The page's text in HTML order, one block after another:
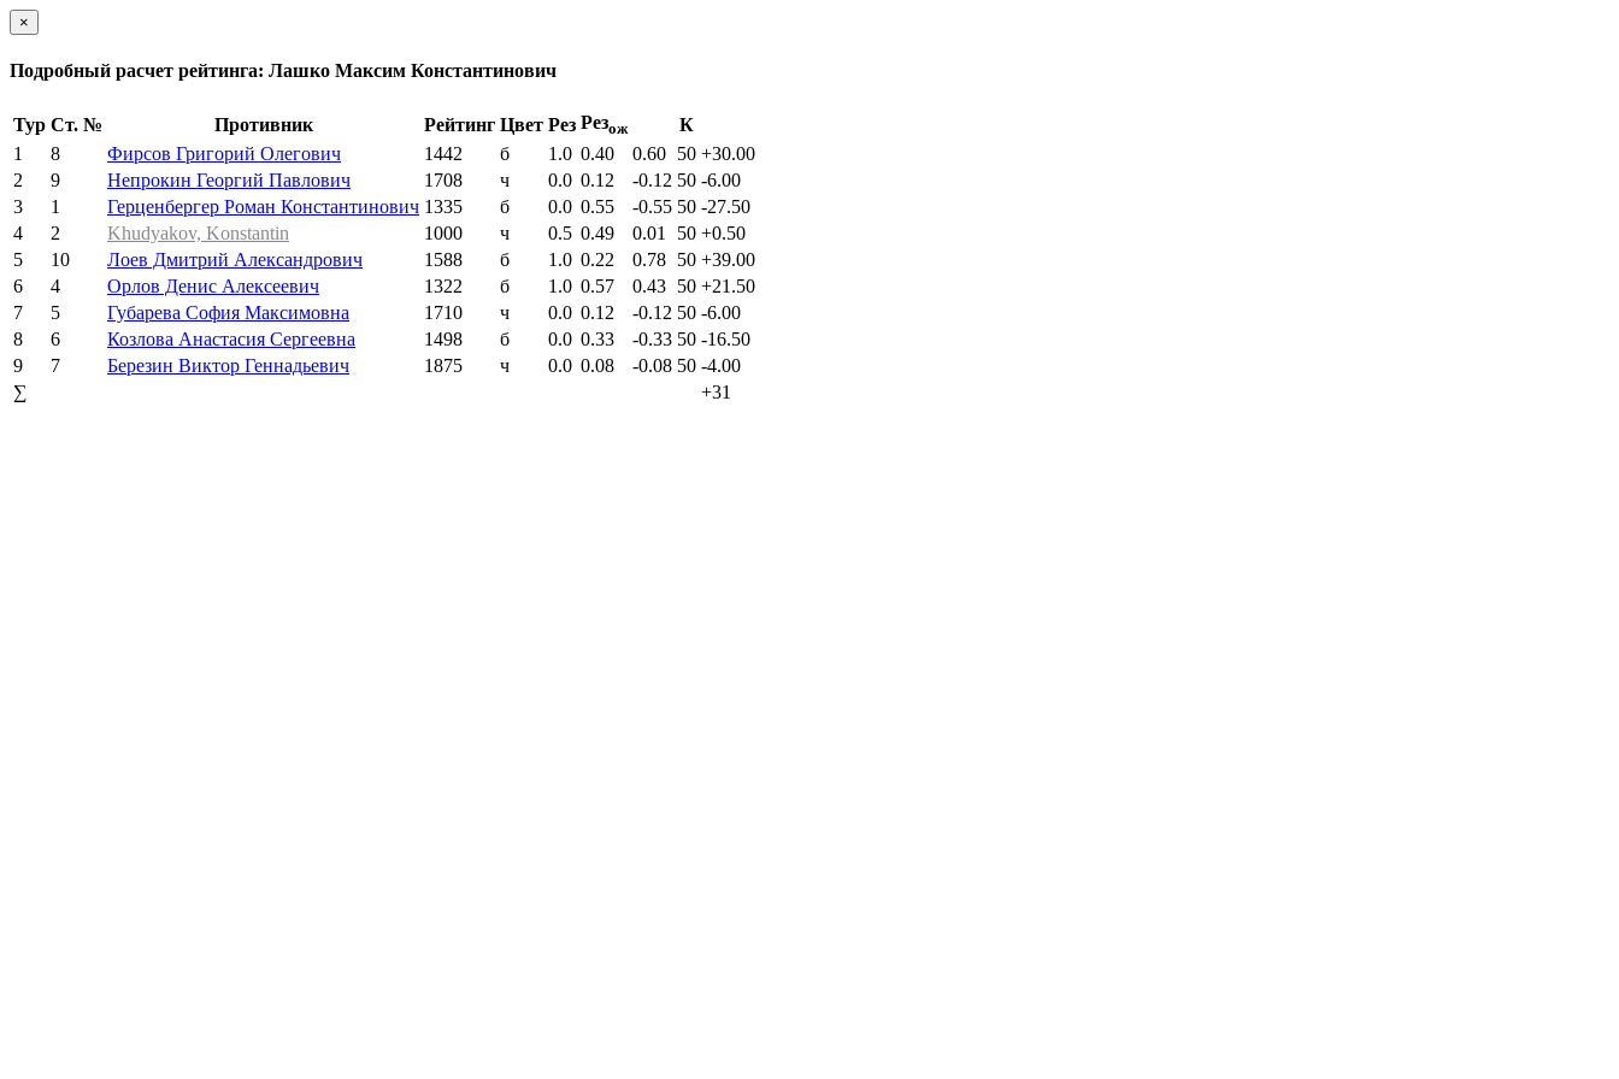
×
Подробный расчет рейтинга: Лашко Максим Константинович
Тур Ст. № Противник Рейтинг Цвет Рез Резож
К
1
8 Фирсов Григорий Олегович 1442 б 1.0 0.40 0.60 50 +30.00
2
9 Непрокин Георгий Павлович 1708 ч 0.0 0.12 -0.12 50 -6.00
3
1 Герценбергер Роман Константинович 1335 б 0.0 0.55 -0.55 50 -27.50
4
2 Khudyakov, Konstantin 1000 ч 0.5 0.49 0.01 50 +0.50
5
10 Лоев Дмитрий Александрович 1588 б 1.0 0.22 0.78 50 +39.00
6
4 Орлов Денис Алексеевич 1322 б 1.0 0.57 0.43 50 +21.50
7
5 Губарева София Максимовна 1710 ч 0.0 0.12 -0.12 50 -6.00
8
6 Козлова Анастасия Сергеевна 1498 б 0.0 0.33 -0.33 50 -16.50
9
7 Березин Виктор Геннадьевич 1875 ч 0.0 0.08 -0.08 50 -4.00
∑
+31